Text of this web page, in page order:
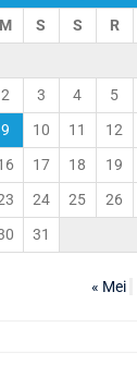
M
S S R
2
3 4 5
9
10 11 12
17 18 19
24 25 26
31
« Mei